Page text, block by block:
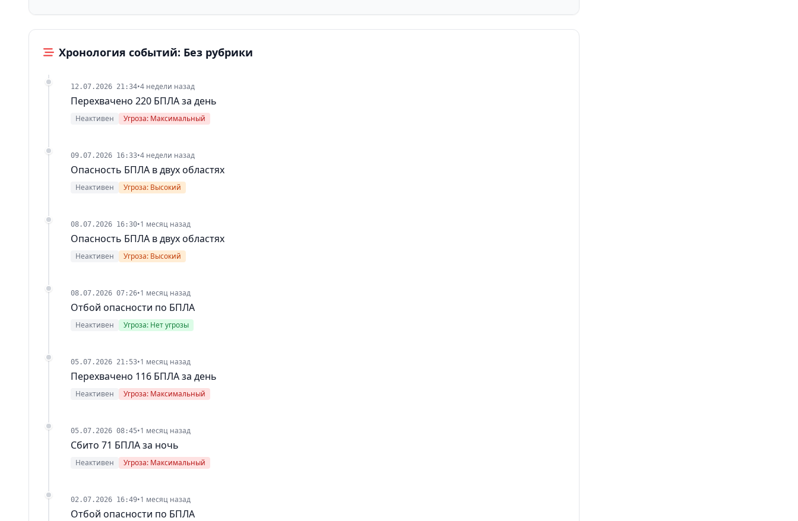
Хронология событий: Без рубрики
12.07.2026 21:34•4 недели назад
Перехвачено 220 БПЛА за день
Неактивен Угроза: Максимальный
09.07.2026 16:33•4 недели назад
Опасность БПЛА в двух областях
Неактивен Угроза: Высокий
08.07.2026 16:30•1 месяц назад
Опасность БПЛА в двух областях
Неактивен Угроза: Высокий
08.07.2026 07:26•1 месяц назад
Отбой опасности по БПЛА
Неактивен Угроза: Нет угрозы
05.07.2026 21:53•1 месяц назад
Перехвачено 116 БПЛА за день
Неактивен Угроза: Максимальный
05.07.2026 08:45•1 месяц назад
Сбито 71 БПЛА за ночь
Неактивен Угроза: Максимальный
02.07.2026 16:49•1 месяц назад
Отбой опасности по БПЛА